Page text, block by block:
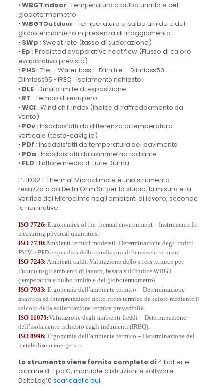
• WBGTIndoor: Temperatura a bulbo umido e del
globotermometro
• WBGTOutdoor: Temperatura a bulbo umido e del
globotermometro in presenza di irraggiamento
• SWp : Sweat rate (tasso di sudorazione)
• Ep : Predicted evaporative heat flow (Flusso di calore
evaporativo previsto).
• PHS : Tre – Water loss – Dlim tre – Dlimloss50 –
Dlimloss95 • IREQ : Isolamento richiesto
• DLE : Durata limite di esposizione
• RT : Tempo di recupero
• WCI : Wind chill index (Indice di raffreddamento da
vento)
• PDv : Insoddisfatti da differenza di temperatura
verticale (testa-caviglie)
• PDf : Insoddisfatti da temperatura del pavimento
• PDa : Insoddisfatti da asimmetria radiante
• FLD: Fattore medio di Luce Diurna
L’ HD32.1, Thermal Microclimate è uno strumento
realizzato da Delta Ohm Srl per lo studio, la misura e la
verifica del Microclima negli ambienti di lavoro, secondo
le normative:
ISO 7726: Ergonomics of the thermal environment – Instruments for
measuring physical quantities.
ISO 7730:Ambienti termici moderati. Determinazione degli indici
PMV e PPD e specifica delle condizioni di benessere termico.
ISO 7243: Ambienti caldi. Valutazione dello stress termico per
l’uomo negli ambienti di lavoro, basata sull’indice WBGT
(temperatura a bulbo umido e del globotermometro).
ISO 7933: Ergonomia dell’ambiente termico – Determinazione
analitica ed interpretazione dello stress termico da calore mediante il
calcolo della sollecitazione termica prevedibile.
ISO 11079:Valutazione degli ambienti freddi – Determinazione
dell’isolamento richiesto dagli indumenti (IREQ).
ISO 8996: Ergonomia dell’ambiente termico – Determinazione del
metabolismo energetico.
Lo strumento viene fornito completo di4 batterie
alcaline di tipo C, manuale d’istruzioni e software
DeltaLog10 scaricabile qui.